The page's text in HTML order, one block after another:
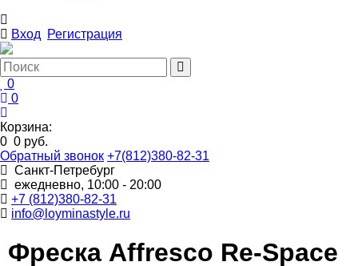
Вход Регистрация
0
0
Корзина:
0 0 руб.
Обратный звонок +7(812)380-82-31
Санкт-Петребург
ежедневно, 10:00 - 20:00
+7 (812)380-82-31
info@loyminastyle.ru
Фреска Affresco Re-Space